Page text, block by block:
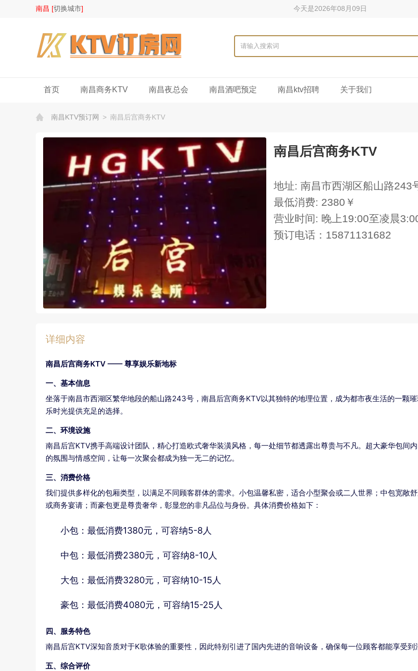
南昌 [切换城市] 今天是2026年08月09日
首页 南昌商务KTV 南昌夜总会 南昌酒吧预定 南昌ktv招聘 关于我们
南昌KTV预订网 > 南昌后宫商务KTV
南昌后宫商务KTV
地址: 南昌市西湖区船山路243
最低消费: 2380￥
营业时间: 晚上19:00至凌晨
预订电话：15871131682
详细内容
南昌后宫商务KTV —— 尊享娱乐新地标
一、基本信息
坐落于南昌市西湖区繁华地段的船山路243号，南昌后宫商务KTV以其独特的地理位置，成为都市夜生活的一颗
乐时光提供充足的选择。
二、环境设施
南昌后宫KTV携手高端设计团队，精心打造欧式奢华装潢风格，每一处细节都透露出尊贵与不凡。超大豪华包间
的氛围与情感空间，让每一次聚会都成为独一无二的记忆。
三、消费价格
我们提供多样化的包厢类型，以满足不同顾客群体的需求。小包温馨私密，适合小型聚会或二人世界；中包宽敞
或商务宴请；而豪包更是尊贵奢华，彰显您的非凡品位与身份。具体消费价格如下：
小包：最低消费1380元，可容纳5-8人
中包：最低消费2380元，可容纳8-10人
大包：最低消费3280元，可容纳10-15人
豪包：最低消费4080元，可容纳15-25人
四、服务特色
南昌后宫KTV深知音质对于K歌体验的重要性，因此特别引进了国内先进的音响设备，确保每一位顾客都能享受
五、综合评价